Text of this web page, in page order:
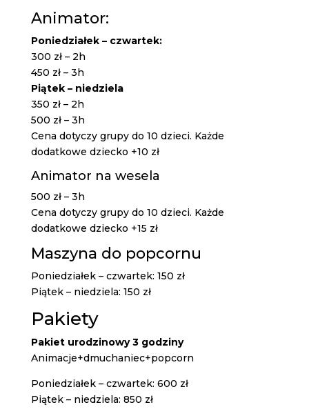
Animator:
Poniedziałek – czwartek:
300 zł – 2h
450 zł – 3h
Piątek – niedziela
350 zł – 2h
500 zł – 3h
Cena dotyczy grupy do 10 dzieci. Każde
dodatkowe dziecko +10 zł
Animator na wesela
500 zł – 3h
Cena dotyczy grupy do 10 dzieci. Każde
dodatkowe dziecko +15 zł
Maszyna do popcornu
Poniedziałek – czwartek: 150 zł
Piątek – niedziela: 150 zł
Pakiety
Pakiet urodzinowy 3 godziny
Animacje+dmuchaniec+popcorn
Poniedziałek – czwartek: 600 zł
Piątek – niedziela: 850 zł